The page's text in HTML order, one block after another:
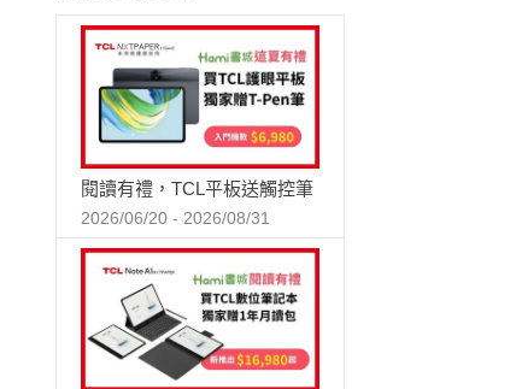
閱讀有禮，TCL平板送觸控筆
2026/06/20 - 2026/08/31